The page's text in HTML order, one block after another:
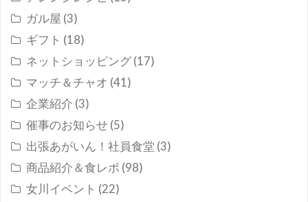
ガル屋 (3)
ギフト (18)
ネットショッピング(17)
マッチ＆チャオ (41)
企業紹介 (3)
催事のお知らせ(5)
出張あがいん！社員食堂 (3)
商品紹介＆食レポ (98)
女川イベント (22)